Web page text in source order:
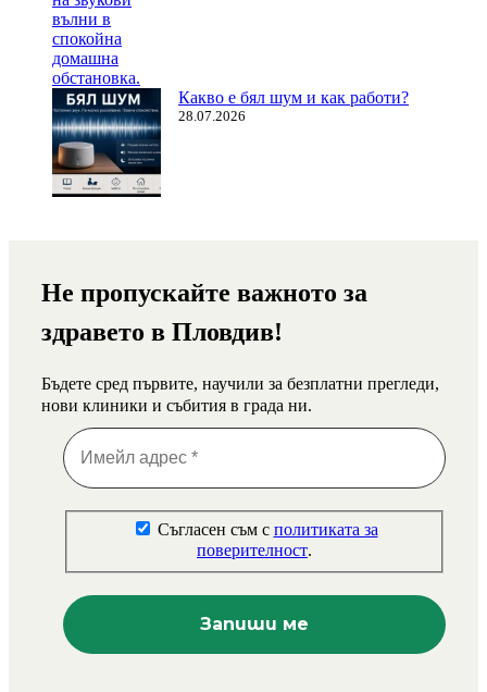
Какво е бял шум и как работи?
28.07.2026
Не пропускайте важното за
здравето в Пловдив!
Бъдете сред първите, научили за безплатни прегледи,
нови клиники и събития в града ни.
Съгласен съм с политиката за
поверителност.